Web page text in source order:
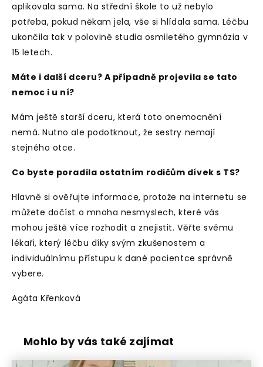
aplikovala sama. Na střední škole to už nebylo
potřeba, pokud někam jela, vše si hlídala sama. Léčbu
ukončila tak v polovině studia osmiletého gymnázia v
15 letech.
Máte i další dceru? A případně projevila se tato
nemoc i u ní?
Mám ještě starší dceru, která toto onemocnění
nemá. Nutno ale podotknout, že sestry nemají
stejného otce.
Co byste poradila ostatním rodičům dívek s TS?
Hlavně si ověřujte informace, protože na internetu se
můžete dočíst o mnoha nesmyslech, které vás
mohou ještě více rozhodit a znejistit. Věřte svému
lékaři, který léčbu díky svým zkušenostem a
individuálnímu přístupu k dané pacientce správně
vybere.
Agáta Křenková
Mohlo by vás také zajímat